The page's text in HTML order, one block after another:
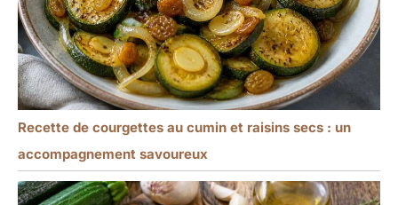
Recette de courgettes au cumin et raisins secs : un
accompagnement savoureux